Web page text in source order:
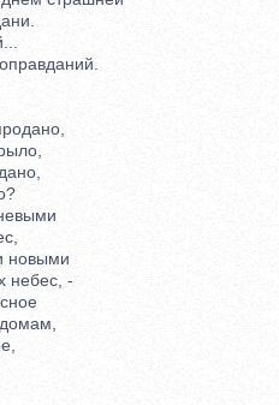
новыми
небес, -